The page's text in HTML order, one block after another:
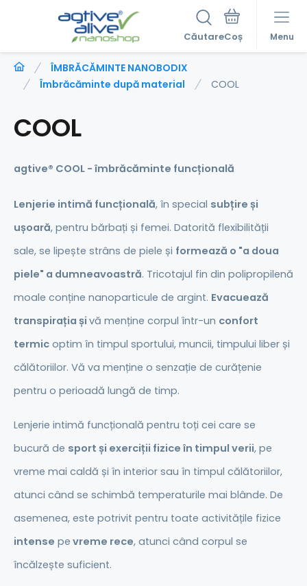
Căutare Menu
ÎMBRĂCĂMINTE NANOBODIX
Îmbrăcăminte după material
COOL
COOL
agtive® COOL - îmbrăcăminte funcțională
Lenjerie intimă funcțională, în special subțire și
ușoară, pentru bărbați și femei. Datorită flexibilității
sale, se lipește strâns de piele și formează o "a doua
piele" a dumneavoastră. Tricotajul fin din polipropilenă
moale conține nanoparticule de argint. Evacuează
transpirația și vă menține corpul într-un confort
termic optim în timpul sportului, muncii, timpului liber și
călătoriilor. Vă va menține o senzație de curățenie
pentru o perioadă lungă de timp.
Lenjerie intimă funcțională pentru toți cei care se
bucură de sport și exerciții fizice în timpul verii, pe
vreme mai caldă și în interior sau în timpul călătoriilor,
atunci când se schimbă temperaturile mai blânde. De
asemenea, este potrivit pentru toate activitățile fizice
intense pe vreme rece, atunci când corpul se
încălzește suficient.